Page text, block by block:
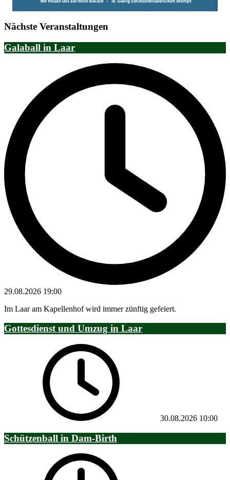
Nächste Veranstaltungen
Galaball in Laar
29.08.2026 19:00
Im Laar am Kapellenhof wird immer zünftig gefeiert.
Gottesdienst und Umzug in Laar
30.08.2026 10:00
Schützenball in Dam-Birth